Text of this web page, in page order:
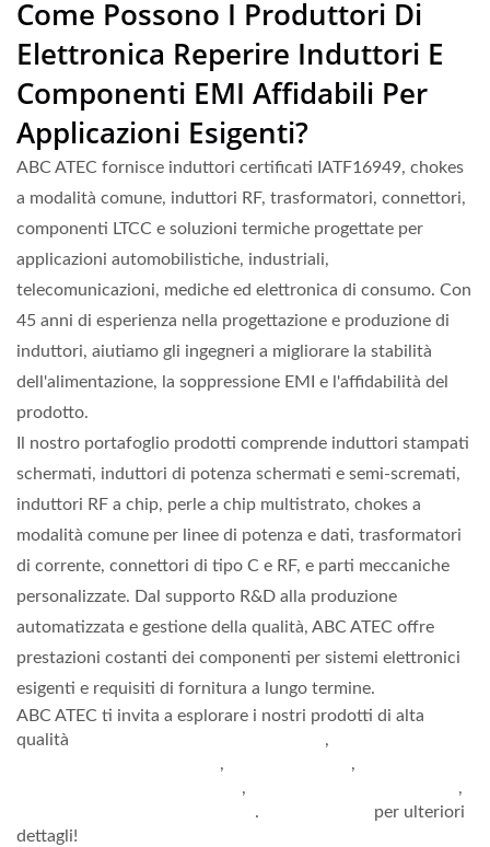
Come Possono I Produttori Di
Elettronica Reperire Induttori E
Componenti EMI Affidabili Per
Applicazioni Esigenti?
ABC ATEC fornisce induttori certificati IATF16949, chokes
a modalità comune, induttori RF, trasformatori, connettori,
componenti LTCC e soluzioni termiche progettate per
applicazioni automobilistiche, industriali,
telecomunicazioni, mediche ed elettronica di consumo. Con
45 anni di esperienza nella progettazione e produzione di
induttori, aiutiamo gli ingegneri a migliorare la stabilità
dell'alimentazione, la soppressione EMI e l'affidabilità del
prodotto.
Il nostro portafoglio prodotti comprende induttori stampati
schermati, induttori di potenza schermati e semi-scremati,
induttori RF a chip, perle a chip multistrato, chokes a
modalità comune per linee di potenza e dati, trasformatori
di corrente, connettori di tipo C e RF, e parti meccaniche
personalizzate. Dal supporto R&D alla produzione
automatizzata e gestione della qualità, ABC ATEC offre
prestazioni costanti dei componenti per sistemi elettronici
esigenti e requisiti di fornitura a lungo termine.
ABC ATEC ti invita a esplorare i nostri prodotti di alta
qualità
,
,
,
,
,
.
per ulteriori
dettagli!